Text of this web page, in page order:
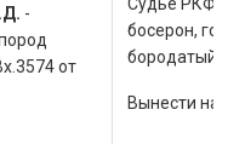
-
от
босерон,
бородатый
Вынести на